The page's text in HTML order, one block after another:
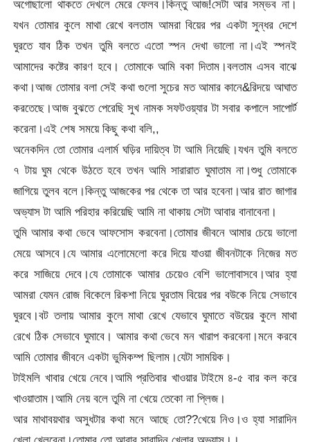
অগোছালো থাকতে দেখলে মেরে ফেলব।কিন্তু আজ!সেটা আর সম্ভব না।
যখন তোমার কুলে মাথা রেখে বলতাম আমরা বিয়ের পর একটা সুন্ধর দেশে
ঘুরতে যাব ঠিক তখন তুমি বলতে এতো স্পন দেখা ভালো না।এই স্পনই
আমাদের কষ্টের কারণ হবে। তোমাকে আমি বকা দিতাম।বলতাম এসব বাঝে
কথা।আজ তোমার বলা সেই কথা গুলো সুচের মত আমার কানে&রিদয়ে আঘাত
করতেছে।আজ বুঝতে পেরেছি সুখ নামক সফটওয়্যার টা সবার কপালে সাপোর্ট
করেনা।এই শেষ সময়ে কিছু কথা বলি,,
অনেকদিন তো তোমার এলার্ম ঘড়ির দায়িত্ব টা আমি নিয়েছি।যখন তুমি বলতে
৭ টায় ঘুম থেকে উঠতে হবে তখন আমি সারারাত ঘুমাতাম না।শুধু তোমাকে
জাগিয়ে তুলব বলে।কিন্তু আজকের পর থেকে তা আর হবেনা।আর রাত জাগার
অভ্যাস টা আমি পরিহার করিয়েছি আমি না থাকায় সেটা আবার বানাবেনা।
তুমি আমার কথা ভেবে আফসোস করবেনা।তোমার জীবনে আমার চেয়ে ভালো
মেয়ে আসবে।যে আমার এলোমেলো করে দিয়ে যাওয়া জীবনটাকে নিজের মত
করে সাজিয়ে দেবে।যে তোমাকে আমার চেয়েও বেশি ভালোবাসবে।আর হ্যা
আমরা যেমন রোজ বিকেলে রিকশা নিয়ে ঘুরতাম বিয়ের পর বউকে নিয়ে সেভাবে
ঘুরবে।বট তলায় আমার কুলে মাথা রেখে যেভাবে ঘুমাতে বউয়ের কুলে মাথা
রেখে ঠিক সেভাবে ঘুমাবে। আমার কথা ভেবে মন খারাপ করবেনা।মনে করবে
আমি তোমার জীবনে একটা ভুমিকম্প ছিলাম।যেটা সাময়িক।
টাইমলি খাবার খেয়ে নেবে।আমি প্রতিবার খাওয়ার টাইমে ৪-৫ বার কল করে
খাওয়াতাম।আমি নেয় বলে তুমি না খেয়ে তেকো না প্লিজ।
আর মাথাবয়থার অসুধটার কথা মনে আছে তো??খেয়ে নিও।ও হ্যা সারাদিন